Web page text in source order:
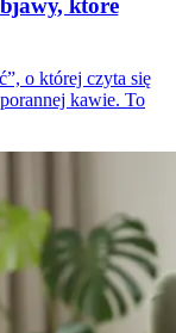
które
o której czyta się
kawie. To